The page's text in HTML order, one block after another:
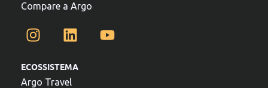
Compare a Argo
ECOSSISTEMA
Argo Travel